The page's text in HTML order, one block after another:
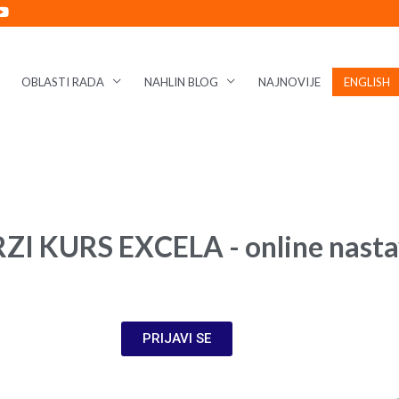
OBLASTI RADA NAHLIN BLOG NAJNOVIJE ENGLISH
KURS EXCELA - online
PRIJAVI SE